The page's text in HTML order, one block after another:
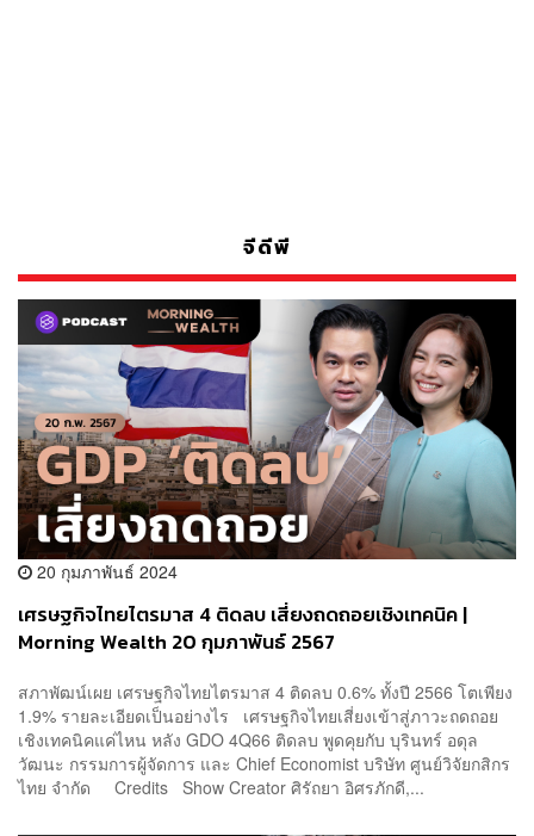
จีดีพี
20 กุมภาพันธ์ 2024
เศรษฐกิจไทยไตรมาส 4 ติดลบ เสี่ยงถดถอยเชิงเทคนิค |
Morning Wealth 20 กุมภาพันธ์ 2567
สภาพัฒน์เผย เศรษฐกิจไทยไตรมาส 4 ติดลบ 0.6% ทั้งปี 2566 โตเพียง
1.9% รายละเอียดเป็นอย่างไร เศรษฐกิจไทยเสี่ยงเข้าสู่ภาวะถดถอย
เชิงเทคนิคแค่ไหน หลัง GDO 4Q66 ติดลบ พูดคุยกับ บุรินทร์ อดุล
วัฒนะ กรรมการผู้จัดการ และ Chief Economist บริษัท ศูนย์วิจัยกสิกร
ไทย จำกัด Credits Show Creator ศิรัถยา อิศรภักดี,...